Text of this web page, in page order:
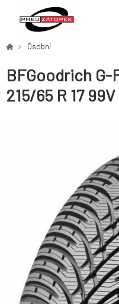
Osobní
BFGoodrich
215/65 R 17 99V